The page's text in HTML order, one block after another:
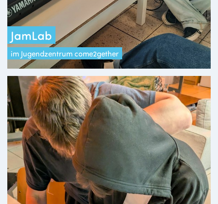
JamLab
im Jugendzentrum come2gether